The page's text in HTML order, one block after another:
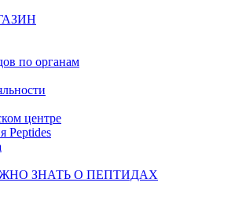
по органам
центре
Peptides
ЗНАТЬ О ПЕПТИДАХ